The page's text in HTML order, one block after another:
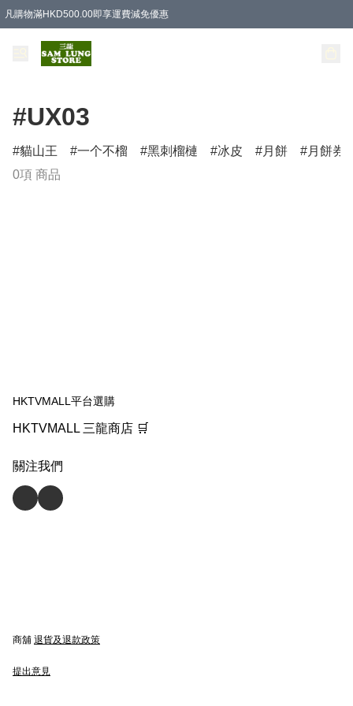
凡購物滿HKD500.00即享運費減免優惠
#UX03
貓山王 一个不榴 黑刺榴槤 冰皮 月餅
月餅券
0項 商品
HKTVMALL平台選購
HKTVMALL 三龍商店 🛒
關注我們
商舖 退貨及退款政策
提出意見